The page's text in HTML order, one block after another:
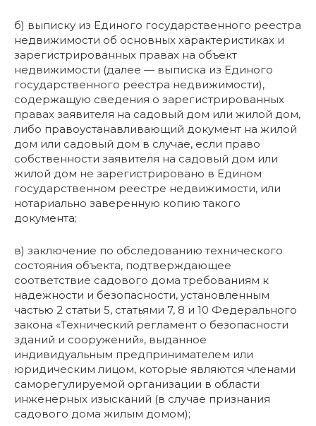
б) выписку из Единого государственного реестра
недвижимости об основных характеристиках и
зарегистрированных правах на объект
недвижимости (далее — выписка из Единого
государственного реестра недвижимости),
содержащую сведения о зарегистрированных
правах заявителя на садовый дом или жилой дом,
либо правоустанавливающий документ на жилой
дом или садовый дом в случае, если право
собственности заявителя на садовый дом или
жилой дом не зарегистрировано в Едином
государственном реестре недвижимости, или
нотариально заверенную копию такого
документа;
в) заключение по обследованию технического
состояния объекта, подтверждающее
соответствие садового дома требованиям к
надежности и безопасности, установленным
частью 2 статьи 5, статьями 7, 8 и 10 Федерального
закона «Технический регламент о безопасности
зданий и сооружений», выданное
индивидуальным предпринимателем или
юридическим лицом, которые являются членами
саморегулируемой организации в области
инженерных изысканий (в случае признания
садового дома жилым домом);